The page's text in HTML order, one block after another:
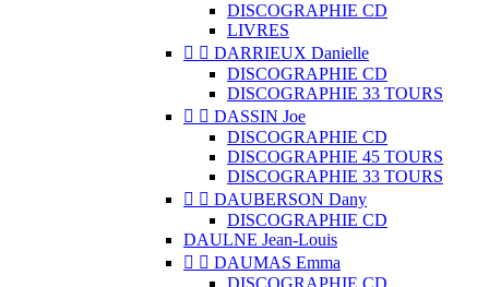
DISCOGRAPHIE CD
LIVRES
  DARRIEUX Danielle
DISCOGRAPHIE CD
DISCOGRAPHIE 33 TOURS
  DASSIN Joe
DISCOGRAPHIE CD
DISCOGRAPHIE 45 TOURS
DISCOGRAPHIE 33 TOURS
  DAUBERSON Dany
DISCOGRAPHIE CD
DAULNE Jean-Louis
  DAUMAS Emma
DISCOGRAPHIE CD